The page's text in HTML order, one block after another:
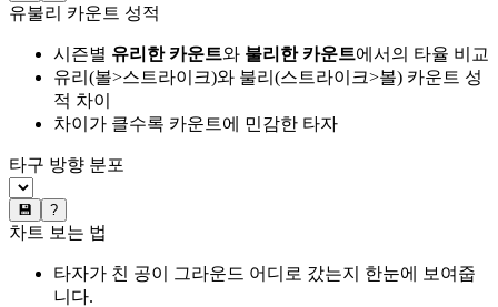
유불리 카운트 성적
시즌별 유리한 카운트와 불리한 카운트에서의 타율 비교
유리(볼>스트라이크)와 불리(스트라이크>볼) 카운트 성
적 차이
차이가 클수록 카운트에 민감한 타자
타구 방향 분포
💾 ?
차트 보는 법
타자가 친 공이 그라운드 어디로 갔는지 한눈에 보여줍
니다.